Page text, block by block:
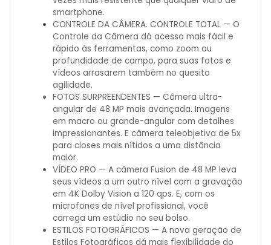
smartphone.
CONTROLE DA CÂMERA. CONTROLE TOTAL — O
Controle da Câmera dá acesso mais fácil e
rápido às ferramentas, como zoom ou
profundidade de campo, para suas fotos e
vídeos arrasarem também no quesito
agilidade.
FOTOS SURPREENDENTES — Câmera ultra-
angular de 48 MP mais avançada. Imagens
em macro ou grande-angular com detalhes
impressionantes. E câmera teleobjetiva de 5x
para closes mais nítidos a uma distância
maior.
VÍDEO PRO — A câmera Fusion de 48 MP leva
seus vídeos a um outro nível com a gravação
em 4K Dolby Vision a 120 qps. E, com os
microfones de nível profissional, você
carrega um estúdio no seu bolso.
ESTILOS FOTOGRÁFICOS — A nova geração de
Estilos Fotográficos dá mais flexibilidade do